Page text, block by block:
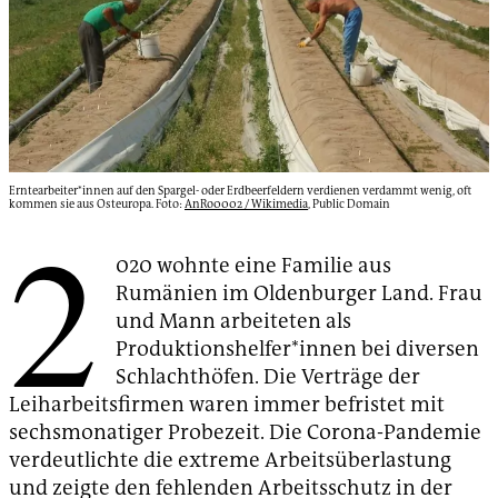
Erntearbeiter*innen auf den Spargel- oder Erdbeerfeldern verdienen verdammt wenig, oft
kommen sie aus Osteuropa. Foto:AnRo0002 / Wikimedia, Public Domain
2
020 wohnte eine Familie aus
Rumänien im Oldenburger Land. Frau
und Mann arbeiteten als
Produktionshelfer*innen bei diversen
Schlachthöfen. Die Verträge der
Leiharbeitsfirmen waren immer befristet mit
sechsmonatiger Probezeit. Die Corona-Pandemie
verdeutlichte die extreme Arbeitsüberlastung
und zeigte den fehlenden Arbeitsschutz in der